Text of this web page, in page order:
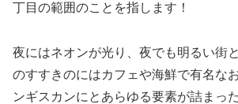
丁目の範囲のことを指します！
夜にはネオンが光り、夜でも明るい街
のすすきのにはカフェや海鮮で有名な
ンギスカンにとあらゆる要素が詰まっ